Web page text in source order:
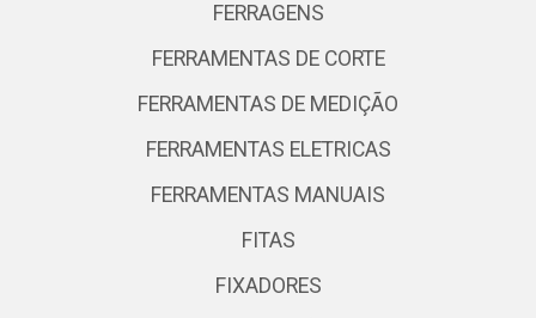
FERRAGENS
FERRAMENTAS DE CORTE
FERRAMENTAS DE MEDIÇÃO
FERRAMENTAS ELETRICAS
FERRAMENTAS MANUAIS
FITAS
FIXADORES